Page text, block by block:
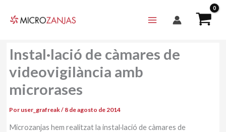
Instal·lació de càmares de
videovigilància amb
microrases
Por user_grafreak/ 8 de agosto de 2014
Microzanjas hem realitzat la instal·lació de càmares de